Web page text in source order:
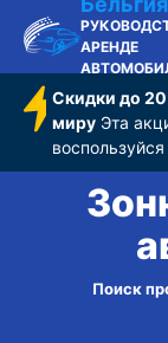
АРЕНДЕ
Скидки до
мируЭта
Поиск